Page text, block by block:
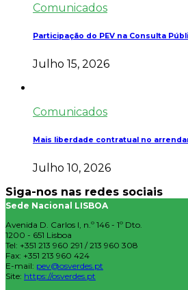
Comunicados
Participação do PEV na Consulta
Julho 15, 2026
Comunicados
Mais liberdade contratual no
Julho 10, 2026
Siga-nos nas redes sociais
Sede Nacional LISBOA
Avenida D. Carlos I, n.º 146 - 1º Dto.
1200 - 651 Lisboa
Tel: +351 213 960 291 / 213 960 308
Fax: +351 213 960 424
E-mail: pev@osverdes.pt
Site: https://osverdes.pt